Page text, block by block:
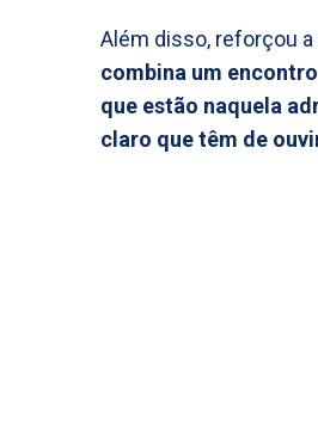
Além disso, reforçou a
combina um
que estão naquela
claro que têm de